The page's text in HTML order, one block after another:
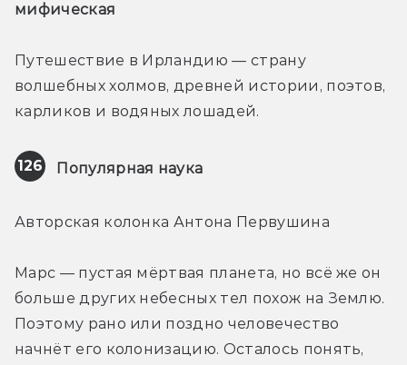
мифическая
Путешествие в Ирландию — страну
волшебных холмов, древней истории, поэтов,
карликов и водяных лошадей.
126 Популярная наука
Авторская колонка Антона Первушина
Марс — пустая мёртвая планета, но всё же он
больше других небесных тел похож на Землю.
Поэтому рано или поздно человечество
начнёт его колонизацию. Осталось понять,